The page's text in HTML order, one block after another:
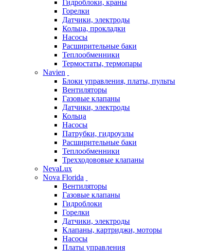
Гидроблоки, краны
Горелки
Датчики, электроды
Кольца, прокладки
Насосы
Расширительные баки
Теплообменники
Термостаты, термопары
Navien
Блоки управления, платы, пульты
Вентиляторы
Газовые клапаны
Датчики, электроды
Кольца
Насосы
Патрубки, гидроузлы
Расширительные баки
Теплообменники
Трехходововые клапаны
NevaLux
Nova Florida
Вентиляторы
Газовые клапаны
Гидроблоки
Горелки
Датчики, электроды
Клапаны, картриджи, моторы
Насосы
Платы управления